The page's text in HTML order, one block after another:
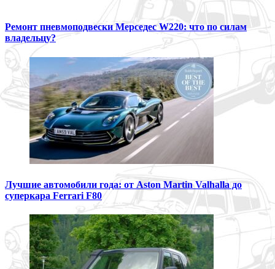
Ремонт пневмоподвески Мерседес W220: что по силам
владельцу?
Лучшие автомобили года: от Aston Martin Valhalla до
суперкара Ferrari F80